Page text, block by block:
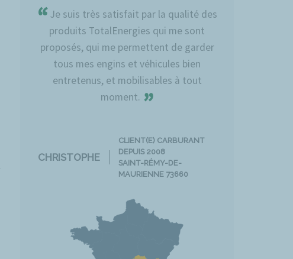
“Je suis très satisfait par la qualité des
produits TotalEnergies qui me sont
proposés, qui me permettent de garder
tous mes engins et véhicules bien
entretenus, et mobilisables à tout
moment. ”
CHRISTOPHE
CLIENT(E) CARBURANT
DEPUIS 2008
SAINT-RÉMY-DE-
MAURIENNE 73660